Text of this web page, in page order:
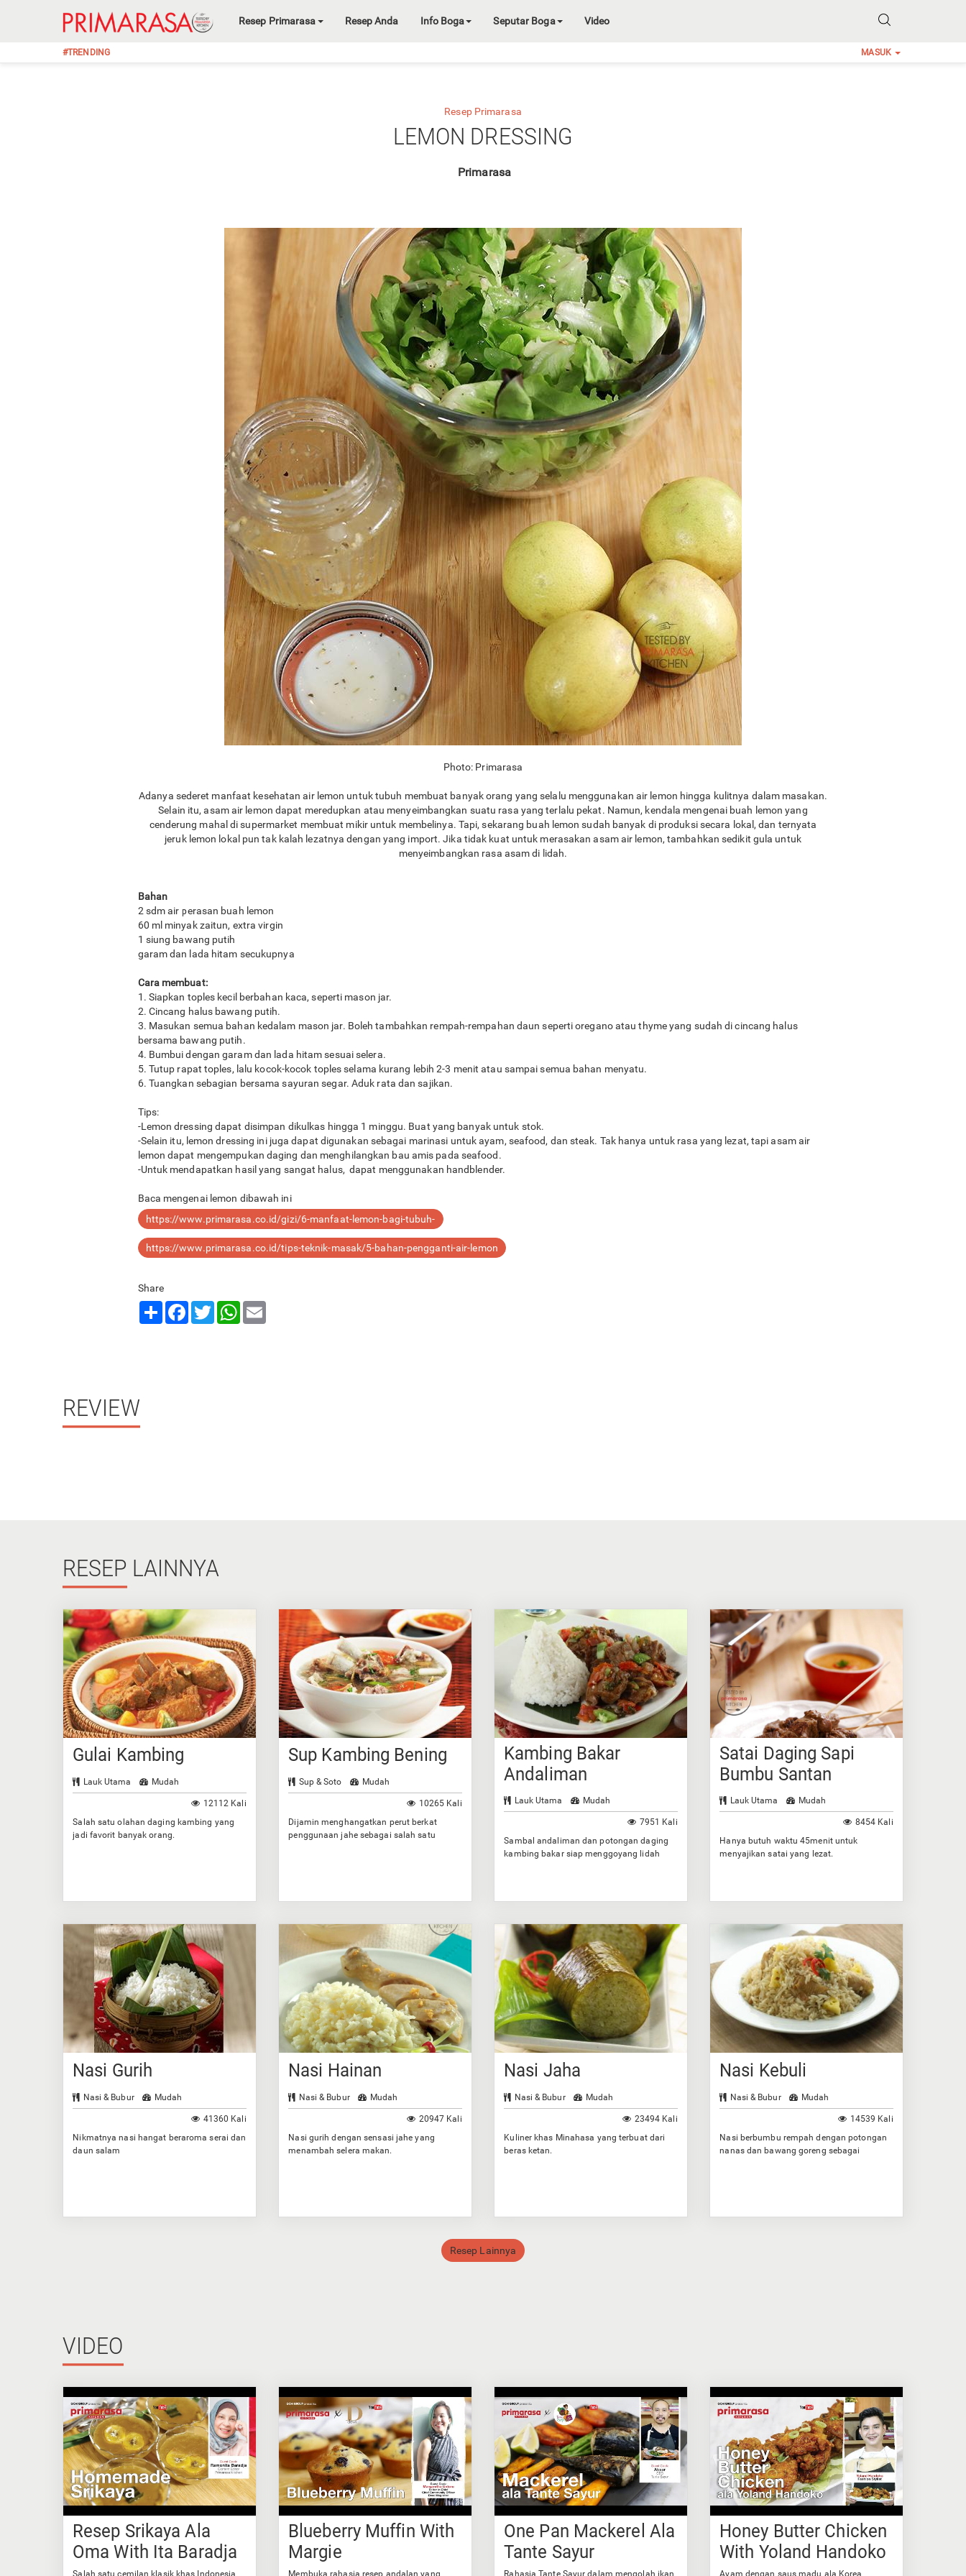
Resep Primarasa Resep Anda Info Boga Seputar Boga Video
#TRENDING MASUK
Resep Primarasa
LEMON DRESSING
Primarasa
Photo: Primarasa
Adanya sederet manfaat kesehatan air lemon untuk tubuh membuat banyak orang yang selalu menggunakan air lemon hingga kulitnya dalam masakan.
Selain itu, asam air lemon dapat meredupkan atau menyeimbangkan suatu rasa yang terlalu pekat. Namun, kendala mengenai buah lemon yang
cenderung mahal di supermarket membuat mikir untuk membelinya. Tapi, sekarang buah lemon sudah banyak di produksi secara lokal, dan ternyata
jeruk lemon lokal pun tak kalah lezatnya dengan yang import. Jika tidak kuat untuk merasakan asam air lemon, tambahkan sedikit gula untuk
menyeimbangkan rasa asam di lidah.
Bahan
2 sdm air perasan buah lemon
60 ml minyak zaitun, extra virgin
1 siung bawang putih
garam dan lada hitam secukupnya
Cara membuat:
1. Siapkan toples kecil berbahan kaca, seperti mason jar.
2. Cincang halus bawang putih.
3. Masukan semua bahan kedalam mason jar. Boleh tambahkan rempah-rempahan daun seperti oregano atau thyme yang sudah di cincang halus
bersama bawang putih.
4. Bumbui dengan garam dan lada hitam sesuai selera.
5. Tutup rapat toples, lalu kocok-kocok toples selama kurang lebih 2-3 menit atau sampai semua bahan menyatu.
6. Tuangkan sebagian bersama sayuran segar. Aduk rata dan sajikan.
Tips:
-Lemon dressing dapat disimpan dikulkas hingga 1 minggu. Buat yang banyak untuk stok.
-Selain itu, lemon dressing ini juga dapat digunakan sebagai marinasi untuk ayam, seafood, dan steak. Tak hanya untuk rasa yang lezat, tapi asam air
lemon dapat mengempukan daging dan menghilangkan bau amis pada seafood.
-Untuk mendapatkan hasil yang sangat halus, dapat menggunakan handblender.
Baca mengenai lemon dibawah ini
https://www.primarasa.co.id/gizi/6-manfaat-lemon-bagi-tubuh-
https://www.primarasa.co.id/tips-teknik-masak/5-bahan-pengganti-air-lemon
Share
ShareFacebook
TwitterWhatsApp
Email
REVIEW
RESEP LAINNYA
Gulai Kambing
Lauk Utama Mudah
12112 Kali
Salah satu olahan daging kambing yang
jadi favorit banyak orang.
Sup Kambing Bening
Sup & Soto Mudah
10265 Kali
Dijamin menghangatkan perut berkat
penggunaan jahe sebagai salah satu
Kambing Bakar
Andaliman
Lauk Utama Mudah
7951 Kali
Sambal andaliman dan potongan daging
kambing bakar siap menggoyang lidah
Satai Daging Sapi
Bumbu Santan
Lauk Utama Mudah
8454 Kali
Hanya butuh waktu 45menit untuk
menyajikan satai yang lezat.
Nasi Gurih
Nasi & Bubur Mudah
41360 Kali
Nikmatnya nasi hangat beraroma serai dan
daun salam
Nasi Hainan
Nasi & Bubur Mudah
20947 Kali
Nasi gurih dengan sensasi jahe yang
menambah selera makan.
Nasi Jaha
Nasi & Bubur Mudah
23494 Kali
Kuliner khas Minahasa yang terbuat dari
beras ketan.
Nasi Kebuli
Nasi & Bubur Mudah
14539 Kali
Nasi berbumbu rempah dengan potongan
nanas dan bawang goreng sebagai
Resep Lainnya
VIDEO
Resep Srikaya Ala
Oma With Ita Baradja
Blueberry Muffin With
Margie
One Pan Mackerel Ala
Tante Sayur
Honey Butter Chicken
With Yoland Handoko